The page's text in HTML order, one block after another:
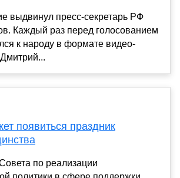
выдвинул пресс-секретарь РФ
Каждый раз перед голосованием
к народу в формате видео-
появиться праздник
по реализации